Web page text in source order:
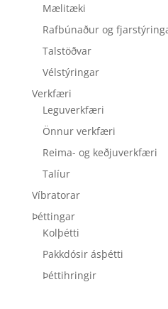
Mælitæki
Rafbúnaður og
Talstöðvar
Vélstýringar
Verkfæri
Leguverkfæri
Önnur verkfæri
Reima- og keðjuverkfæri
Talíur
Víbratorar
Þéttingar
Kolþétti
Pakkdósir ásþétti
Þéttihringir